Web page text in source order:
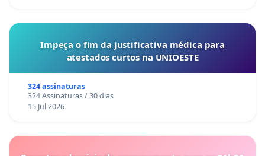
Impeça o fim da justificativa médica para
atestados curtos na UNIOESTE
324 assinaturas
324 Assinaturas / 30 dias
15 Jul 2026